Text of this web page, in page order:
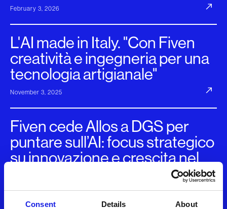
Consent Details About
February 3, 2026
L'AI made in Italy. "Con Fiven
creatività e ingegneria per una
tecnologia artigianale"
November 3, 2025
Fiven cede Allos a DGS per
puntare sull’AI: focus strategico
su innovazione e crescita nel
cuore della trasformazione
digitale
August 7, 2025